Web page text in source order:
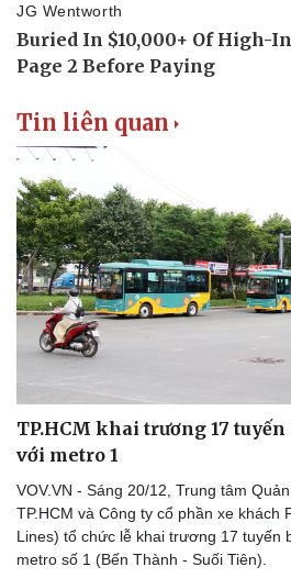
Tin liên quan
TP.HCM khai trương 17
với metro 1
VOV.VN - Sáng 20/12, Trung tâm
TP.HCM và Công ty cổ phần xe khách
Lines) tổ chức lễ khai trương 17 tuyến
metro số 1 (Bến Thành - Suối Tiên).